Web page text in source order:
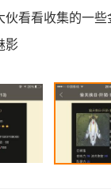
伙看看收集的一
影